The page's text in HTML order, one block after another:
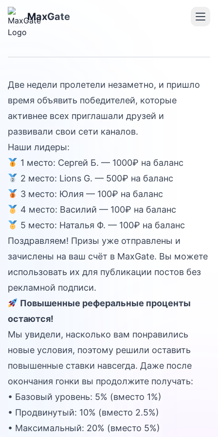
MaxGate
MaxGate завершена:
подводим итоги
Две недели пролетели незаметно, и пришло
время объявить победителей, которые
активнее всех приглашали друзей и
развивали свои сети каналов.
Наши лидеры:
1 место: Сергей Б. — 1000₽ на баланс
2 место: Lions G. — 500₽ на баланс
3 место: Юлия — 100₽ на баланс
4 место: Василий — 100₽ на баланс
5 место: Наталья Ф. — 100₽ на баланс
Поздравляем! Призы уже отправлены и
зачислены на ваш счёт в MaxGate. Вы можете
использовать их для публикации постов без
рекламной подписи.
Повышенные реферальные проценты
остаются!
Мы увидели, насколько вам понравились
новые условия, поэтому решили оставить
повышенные ставки навсегда. Даже после
окончания гонки вы продолжите получать:
• Базовый уровень: 5% (вместо 1%)
• Продвинутый: 10% (вместо 2.5%)
• Максимальный: 20% (вместо 5%)